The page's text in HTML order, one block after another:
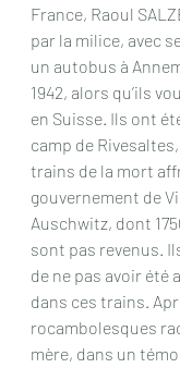
France, Raoul
par la milice, avec
un autobus à
1942, alors qu’ils
en Suisse. Ils ont
camp de
trains de la mort
gouvernement de
Auschwitz, dont
sont pas revenus.
de ne pas avoir été
dans ces trains.
rocambolesques
mère, dans un